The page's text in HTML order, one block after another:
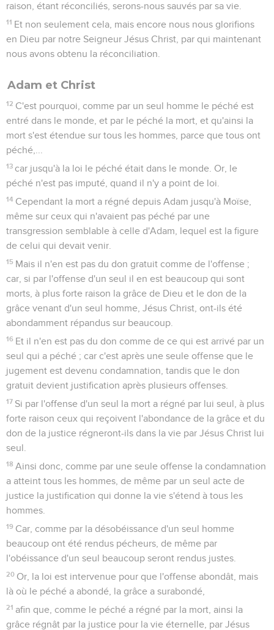
raison, étant réconciliés, serons-nous sauvés par sa vie.
11 Et non seulement cela, mais encore nous nous glorifions
en Dieu par notre Seigneur Jésus Christ, par qui maintenant
nous avons obtenu la réconciliation.
Adam et Christ
12 C'est pourquoi, comme par un seul homme le péché est
entré dans le monde, et par le péché la mort, et qu'ainsi la
mort s'est étendue sur tous les hommes, parce que tous ont
péché,...
13 car jusqu'à la loi le péché était dans le monde. Or, le
péché n'est pas imputé, quand il n'y a point de loi.
14 Cependant la mort a régné depuis Adam jusqu'à Moïse,
même sur ceux qui n'avaient pas péché par une
transgression semblable à celle d'Adam, lequel est la figure
de celui qui devait venir.
15 Mais il n'en est pas du don gratuit comme de l'offense ;
car, si par l'offense d'un seul il en est beaucoup qui sont
morts, à plus forte raison la grâce de Dieu et le don de la
grâce venant d'un seul homme, Jésus Christ, ont-ils été
abondamment répandus sur beaucoup.
16 Et il n'en est pas du don comme de ce qui est arrivé par un
seul qui a péché ; car c'est après une seule offense que le
jugement est devenu condamnation, tandis que le don
gratuit devient justification après plusieurs offenses.
17 Si par l'offense d'un seul la mort a régné par lui seul, à plus
forte raison ceux qui reçoivent l'abondance de la grâce et du
don de la justice régneront-ils dans la vie par Jésus Christ lui
seul.
18 Ainsi donc, comme par une seule offense la condamnation
a atteint tous les hommes, de même par un seul acte de
justice la justification qui donne la vie s'étend à tous les
hommes.
19 Car, comme par la désobéissance d'un seul homme
beaucoup ont été rendus pécheurs, de même par
l'obéissance d'un seul beaucoup seront rendus justes.
20 Or, la loi est intervenue pour que l'offense abondât, mais
là où le péché a abondé, la grâce a surabondé,
21 afin que, comme le péché a régné par la mort, ainsi la
grâce régnât par la justice pour la vie éternelle, par Jésus